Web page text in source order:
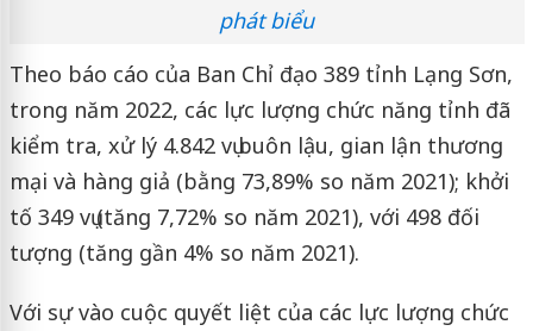
phát biểu
Theo báo cáo của Ban Chỉ đạo 389 tỉnh Lạng Sơn,
trong năm 2022, các lực lượng chức năng tỉnh đã
kiểm tra, xử lý 4.842 vụ buôn lậu, gian lận thương
mại và hàng giả (bằng 73,89% so năm 2021); khởi
tố 349 vụ (tăng 7,72% so năm 2021), với 498 đối
tượng (tăng gần 4% so năm 2021).
Với sự vào cuộc quyết liệt của các lực lượng chức